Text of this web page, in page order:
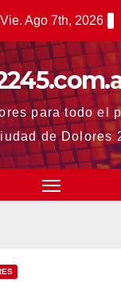
Vie. Ago 7th, 2026
para todo el
de Dolores